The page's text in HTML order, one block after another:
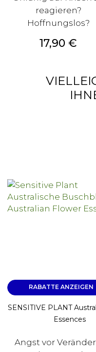
reagieren?
Hoffnungslos?
Preis
17,90 €
RABATTE ANZEIGEN
SENSITIVE PLANT
Essences
Angst vor